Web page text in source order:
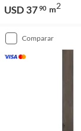
USD 3790 m2
comparar